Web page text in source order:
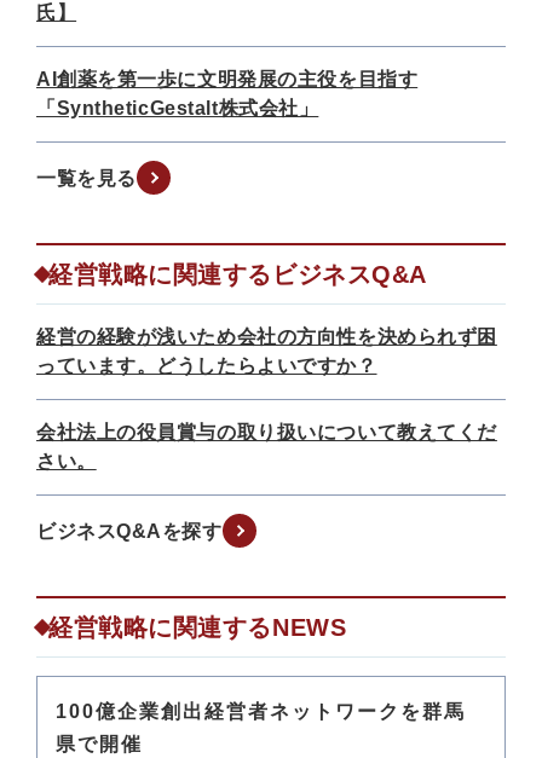
氏】
AI創薬を第一歩に文明発展の主役を目指す
「SyntheticGestalt株式会社」
一覧を見る
経営戦略に関連するビジネスQ&A
経営の経験が浅いため会社の方向性を決められず困
っています。どうしたらよいですか？
会社法上の役員賞与の取り扱いについて教えてくだ
さい。
ビジネスQ&Aを探す
経営戦略に関連するNEWS
100億企業創出経営者ネットワークを群馬
県で開催